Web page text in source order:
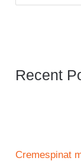
Recent
Cremespinat